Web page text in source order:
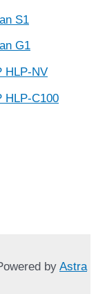
S1
G1
HLP-NV
HLP-C100
by Astra